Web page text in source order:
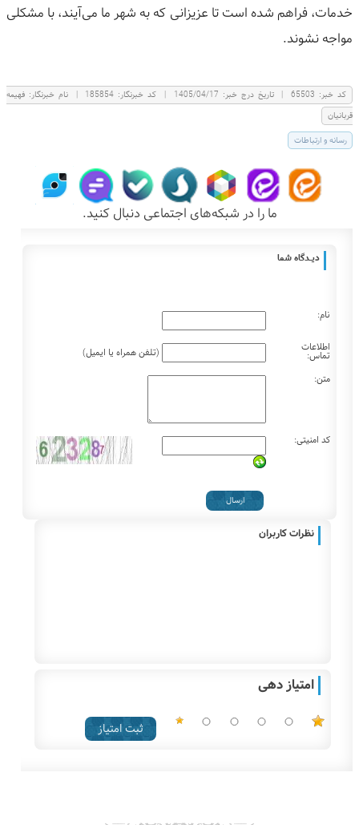
خدمات، فراهم شده است تا عزیزانی که به شهر ما می‌آیند، با مشکلی
مواجه نشوند.
كد خبر: 65503
| تاریخ درج خبر: 1405/04/17
| کد خبرنگار: 185854
| نام خبرنگار: فهيمه
قربانيان
رسانه و ارتباطات
ما را در شبکه‌های اجتماعی دنبال کنید.
دیـــدگاه شما
نام:
اطلاعات
تماس:
(تلفن همراه یا ایمیل)
متن:
کد امنیتی:
نظرات کاربران
امتیاز دهی